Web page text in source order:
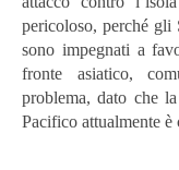
pericoloso, perché
sono impegnati a
fronte asiatico,
problema, dato che
Pacifico attualmente è